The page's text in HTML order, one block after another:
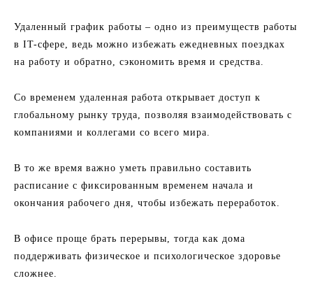
Удаленный график работы – одно из преимуществ работы
в IT-сфере, ведь можно избежать ежедневных поездках
на работу и обратно, сэкономить время и средства.
Со временем удаленная работа открывает доступ к
глобальному рынку труда, позволяя взаимодействовать с
компаниями и коллегами со всего мира.
В то же время важно уметь правильно составить
расписание с фиксированным временем начала и
окончания рабочего дня, чтобы избежать переработок.
В офисе проще брать перерывы, тогда как дома
поддерживать физическое и психологическое здоровье
сложнее.